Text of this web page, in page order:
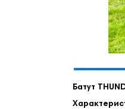
Батут